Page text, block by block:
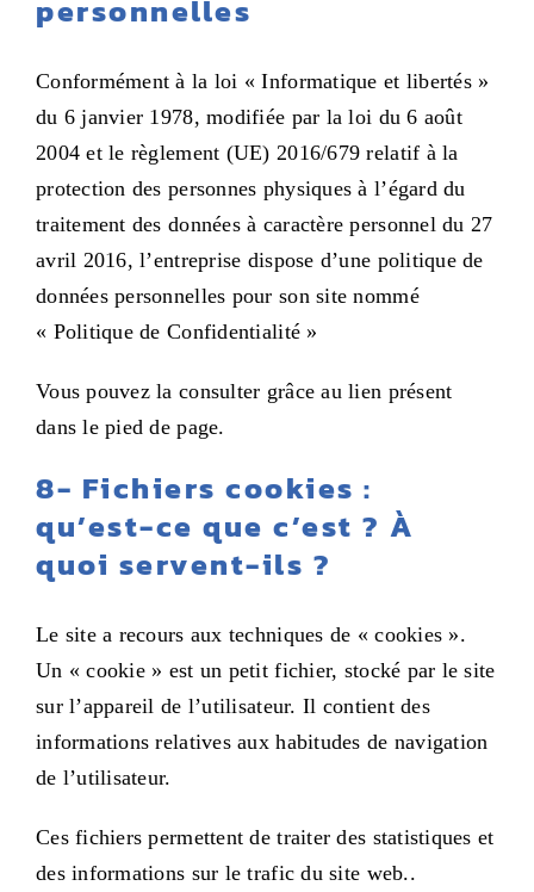
personnelles
Conformément à la loi « Informatique et libertés »
du 6 janvier 1978, modifiée par la loi du 6 août
2004 et le règlement (UE) 2016/679 relatif à la
protection des personnes physiques à l’égard du
traitement des données à caractère personnel du 27
avril 2016, l’entreprise dispose d’une politique de
données personnelles pour son site nommé
« Politique de Confidentialité »
Vous pouvez la consulter grâce au lien présent
dans le pied de page.
8- Fichiers cookies :
qu’est-ce que c’est ? À
quoi servent-ils ?
Le site a recours aux techniques de « cookies ».
Un « cookie » est un petit fichier, stocké par le site
sur l’appareil de l’utilisateur. Il contient des
informations relatives aux habitudes de navigation
de l’utilisateur.
Ces fichiers permettent de traiter des statistiques et
des informations sur le trafic du site web..